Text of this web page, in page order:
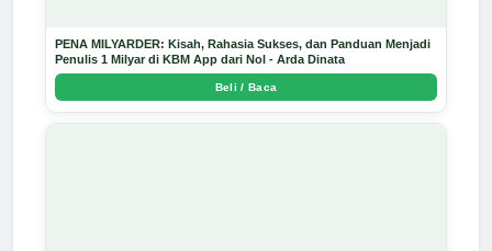
PENA MILYARDER: Kisah, Rahasia Sukses, dan Panduan Menjadi
Penulis 1 Milyar di KBM App dari Nol - Arda Dinata
Beli / Baca